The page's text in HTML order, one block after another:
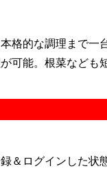
格的な調理まで一
可能。根菜なども
＆ログインした状